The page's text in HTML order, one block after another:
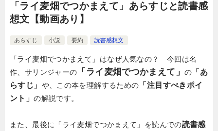
「ライ麦畑でつかまえて」あらすじと読書感
想文【動画あり】
あらすじ 小説 要約 読書感想文
「ライ麦畑でつかまえて」はなぜ人気なの？ 今回は名
作、サリンジャーの 「ライ麦畑でつかまえて」 の 「あ
らすじ」 や、この本を理解するための 「注目すべきポイ
ント」の解説です。
また、最後に「ライ麦畑でつかまえて」を読んでの読書感